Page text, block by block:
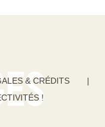
& CRÉDITS |
!